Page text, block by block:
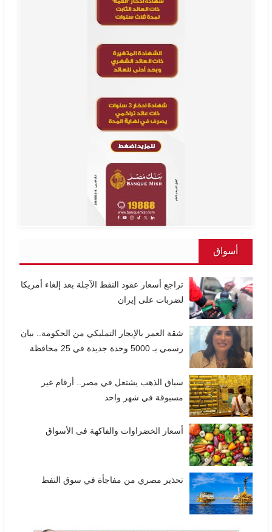
أسواق
تراجع أسعار عقود النفط الآجلة بعد إلغاء أمريكا
لضربات على إيران
شقة العمر بالإيجار التمليكي من الحكومة.. بيان
رسمي بـ 5000 وحدة جديدة في 25 محافظة
سباق الذهب يشتعل في مصر.. أرقام غير
مسبوقة في شهر واحد
أسعار الخضراوات والفاكهة فى الأسواق
تحذير مصري من مفاجأة في سوق النفط